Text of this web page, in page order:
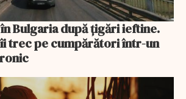
Bulgaria după țigări ieftine.
îi trec pe cumpărători într-un